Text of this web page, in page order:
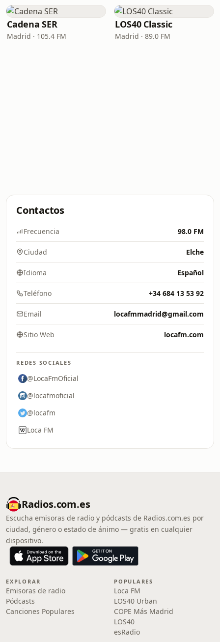
Cadena SER
Madrid · 105.4 FM
LOS40 Classic
Madrid · 89.0 FM
Contactos
Frecuencia 98.0 FM
Ciudad Elche
Idioma Español
Teléfono +34 684 13 53 92
Email locafmmadrid@gmail.com
Sitio Web locafm.com
REDES SOCIALES
@LocaFmOficial
@locafmoficial
@locafm
Loca FM
Radios.com.es
Escucha emisoras de radio y pódcasts de Radios.com.es por
ciudad, género o estado de ánimo — gratis en cualquier
dispositivo.
EXPLORAR
Emisoras de radio
Pódcasts
Canciones Populares
POPULARES
Loca FM
LOS40 Urban
COPE Más Madrid
LOS40
esRadio